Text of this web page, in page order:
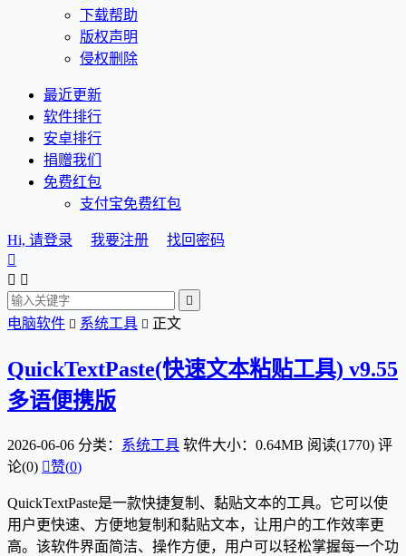
下载帮助
版权声明
侵权删除
最近更新
软件排行
安卓排行
捐赠我们
免费红包
支付宝免费红包
Hi, 请登录 我要注册
找回密码

 

电脑软件  系统工具  正文
QuickTextPaste(快速文本粘贴工具) v9.55
多语便携版
2026-06-06 分类： 系统工具 软件大小：0.64MB 阅读(1770) 评
论(0) 赞(0)
QuickTextPaste是一款快捷复制、黏贴文本的工具。它可以使
用户更快速、方便地复制和黏贴文本，让用户的工作效率更
高。该软件界面简洁、操作方便，用户可以轻松掌握每一个功